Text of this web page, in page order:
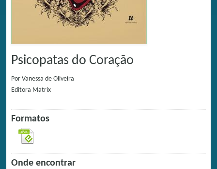
Psicopatas do Coração
Por Vanessa de Oliveira
Editora Matrix
Formatos
Onde encontrar